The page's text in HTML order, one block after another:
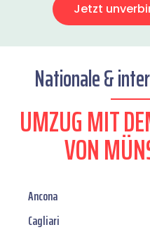
Jetzt
Nationale &
UMZUG MIT
VON
Ancona
Cagliari